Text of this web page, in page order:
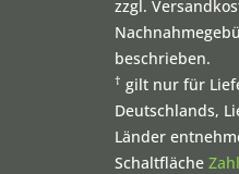
zzgl.
beschrieben.
† gilt nur für
Deutschlands,
Länder
Schaltfläche